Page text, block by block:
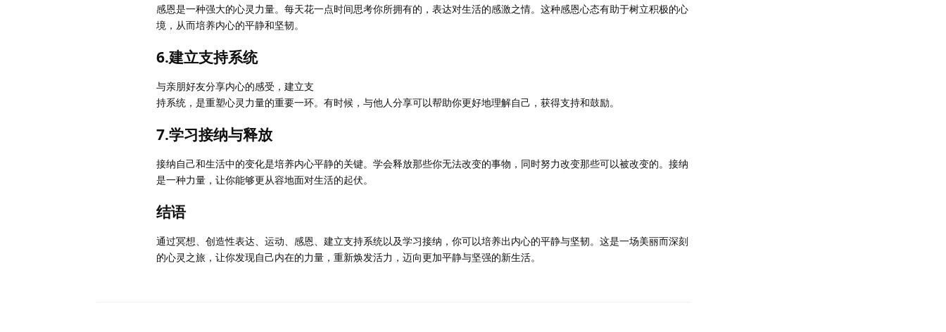
感恩是一种强大的心灵力量。每天花一点时间思考你所拥有的，表达对生活的感激之情。这种感恩心态有助于树立积极的心
境，从而培养内心的平静和坚韧。
6.建立支持系统
与亲朋好友分享内心的感受，建立支
持系统，是重塑心灵力量的重要一环。有时候，与他人分享可以帮助你更好地理解自己，获得支持和鼓励。
7.学习接纳与释放
接纳自己和生活中的变化是培养内心平静的关键。学会释放那些你无法改变的事物，同时努力改变那些可以被改变的。接纳
是一种力量，让你能够更从容地面对生活的起伏。
结语
通过冥想、创造性表达、运动、感恩、建立支持系统以及学习接纳，你可以培养出内心的平静与坚韧。这是一场美丽而深刻
的心灵之旅，让你发现自己内在的力量，重新焕发活力，迈向更加平静与坚强的新生活。